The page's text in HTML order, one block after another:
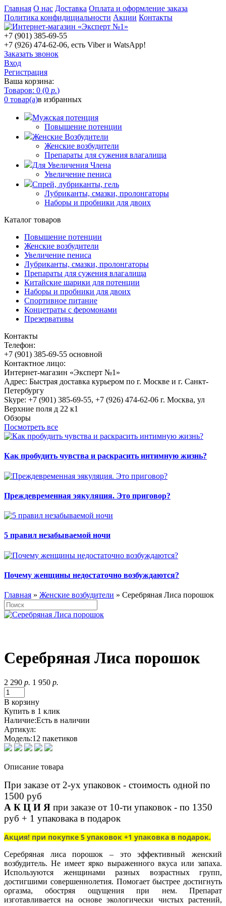
Главная О нас Доставка Оплата и оформление заказа
Политика конфидициальности Акции Контакты
+7 (901) 385-69-55
+7 (926) 474-62-06, есть Viber и WatsApp!
Заказать звонок
Вход
Регистрация
Ваша корзина:
Товаров: 0 (0 р.)
0 товар(а)в избранных
Мужская потенция
Повышение потенции
Женские Возбудители
Женские возбудители
Препараты для сужения влагалища
Для Увеличения Члена
Увеличение пениса
Спрей, лубриканты, гель
Лубриканты, смазки, пролонгаторы
Наборы и пробники для двоих
Каталог товаров
Повышение потенции
Женские возбудители
Увеличение пениса
Лубриканты, смазки, пролонгаторы
Препараты для сужения влагалища
Китайские шарики для потенции
Наборы и пробники для двоих
Спортивное питание
Концетраты с феромонами
Презервативы
Контакты
Телефон:
+7 (901) 385-69-55 основной
Контактное лицо:
Интернет-магазин «Эксперт №1»
Адрес: Быстрая доставка курьером по г. Москве и г. Санкт-
Петербургу
Skype: +7 (901) 385-69-55, +7 (926) 474-62-06 г. Москва, ул
Верхние поля д 22 к1
Обзоры
Посмотреть все
Как пробудить чувства и раскрасить интимную жизнь?
Преждевременная эякуляция. Это приговор?
5 правил незабываемой ночи
Почему женщины недостаточно возбуждаются?
Главная » Женские возбудители » Серебряная Лиса порошок
Серебряная Лиса порошок
2 290 р. 1 950 р.
В корзину
Купить в 1 клик
Наличие:Есть в наличии
Артикул:
Модель:12 пакетиков
Описание товара
При заказе от 2-ух упаковок - стоимость одной по
1500 руб
А К Ц И Я при заказе от 10-ти упаковок - по 1350
руб + 1 упаковака в подарок
Акция! при покупке 5 упаковок +1 упаковка в подарок.
Серебряная лиса порошок – это эффективный женский
возбудитель. Не имеет ярко выраженного вкуса или запаха.
Используются женщинами разных возрастных групп,
достигшими совершеннолетия. Помогает быстрее достигнуть
оргазма, обостряя ощущения при нем. Препарат
изготавливается на основе экологически чистых растений,